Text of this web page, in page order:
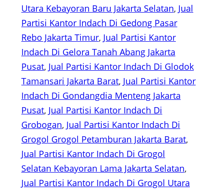
Utara Kebayoran Baru Jakarta Selatan, Jual
Partisi Kantor Indach Di Gedong Pasar
Rebo Jakarta Timur, Jual Partisi Kantor
Indach Di Gelora Tanah Abang Jakarta
Pusat, Jual Partisi Kantor Indach Di Glodok
Tamansari Jakarta Barat, Jual Partisi Kantor
Indach Di Gondangdia Menteng Jakarta
Pusat, Jual Partisi Kantor Indach Di
Grobogan, Jual Partisi Kantor Indach Di
Grogol Grogol Petamburan Jakarta Barat
Jual Partisi Kantor Indach Di Grogol
Selatan Kebayoran Lama Jakarta Selatan
Jual Partisi Kantor Indach Di Grogol Utara